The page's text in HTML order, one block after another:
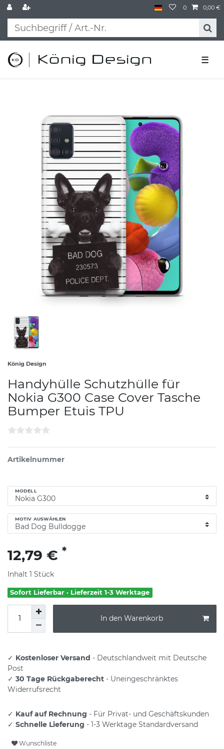
0 0,00 €
☰
König Design
Handyhülle Schutzhülle für
Nokia G300 Case Cover Tasche
Bumper Etuis TPU
Artikelnummer
MODELL
MOTIV AUSWÄHLEN
12,79 € *
Inhalt 1 Stück
Sofort Lieferbar · Lieferzeit 1-3 Werktage
In den Warenkorb
✓ Kostenloser Versand - Deutschlandweit mit Deutsche
Post
✓ 30 Tage Rückgaberecht - Uneingeschränktes
Widerrufsrecht
✓ Kauf auf Rechnung - Für Privat- und Geschäftskunden
✓ Schnelle Lieferung - 1-3 Werktage Standardversand
Wunschliste